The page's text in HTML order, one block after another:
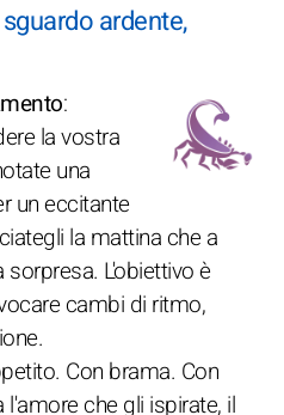
ardente,
:
la vostra
una
un eccitante
la mattina che a
L'obiettivo è
cambi di ritmo,
Con brama. Con
l'amore che gli ispirate, il